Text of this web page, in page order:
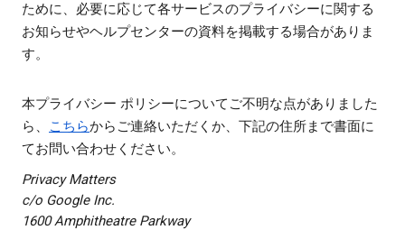
ために、必要に応じて各サービスのプライバシーに関する
お知らせやヘルプセンターの資料を掲載する場合がありま
す。
本プライバシー ポリシーについてご不明な点がありました
ら、
こちらからご連絡いただくか、下記の住所まで書面に
てお問い合わせください。
Privacy Matters
c/o Google Inc.
1600 Amphitheatre Parkway